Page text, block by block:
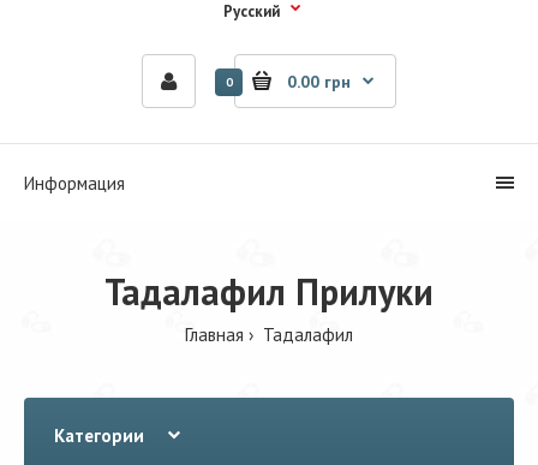
Русский
0 0.00 грн
Информация
Тадалафил Прилуки
Главная Тадалафил
Категории